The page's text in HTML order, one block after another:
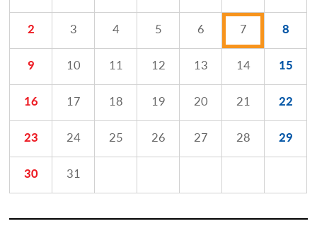
2 3 4 5 6 7 8
9 10 11 12 13 14 15
16 17 18 19 20 21 22
23 24 25 26 27 28 29
30 31